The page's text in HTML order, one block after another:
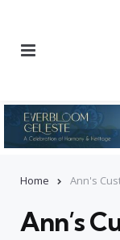
Home Ann's
Ann’s